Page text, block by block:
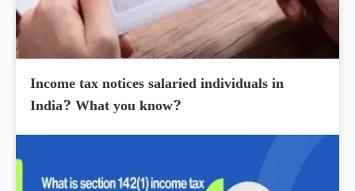
Income tax notices salaried individuals in
India? What you know?